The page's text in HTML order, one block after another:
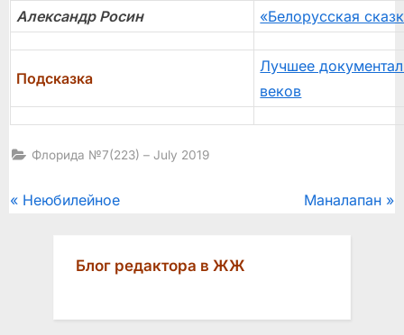
Александр Росин
«Белорусская
Подсказка
Лучшее
веков
Флорида №7(223) – July 2019
Post
P
Неюбилейное
N
o
Маналапан
Блог редактора в ЖЖ